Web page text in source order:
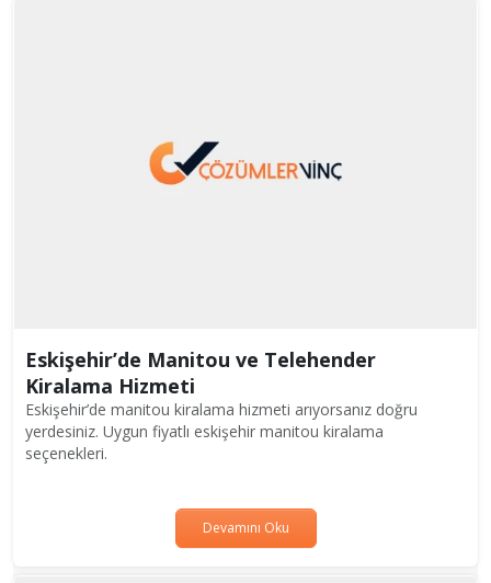
Eskişehir’de Manitou ve Telehender
Kiralama Hizmeti
Eskişehir’de manitou kiralama hizmeti arıyorsanız doğru
yerdesiniz. Uygun fiyatlı eskişehir manitou kiralama
seçenekleri.
Devamını Oku